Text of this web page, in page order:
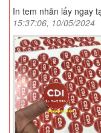
In tem nhãn lấy ngay
15:37:06, 10/05/2024